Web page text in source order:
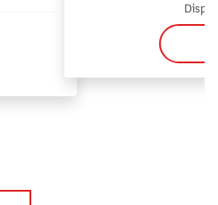
pronta-entrega